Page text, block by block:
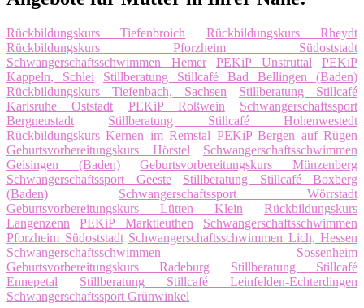
Rückbildungskurs Tiefenbroich
Rückbildungskurs Rheydt
Rückbildungskurs Pforzheim Südoststadt
Schwangerschaftsschwimmen Hemer
PEKiP Unstruttal
PEKiP
Kappeln, Schlei
Stillberatung Stillcafé Bad Bellingen (Baden)
Rückbildungskurs Tiefenbach, Sachsen
Stillberatung Stillcafé
Karlsruhe Oststadt
PEKiP Roßwein
Schwangerschaftssport
Bergneustadt
Stillberatung Stillcafé Hohenwestedt
Rückbildungskurs Kernen im Remstal PEKiP Bergen auf Rügen
Geburtsvorbereitungskurs Hörstel
Schwangerschaftsschwimmen
Geisingen (Baden)
Geburtsvorbereitungskurs Münzenberg
Schwangerschaftssport Geeste
Stillberatung Stillcafé Boxberg
(Baden)
Schwangerschaftssport Wörrstadt
Geburtsvorbereitungskurs Lütten Klein
Rückbildungskurs
Langenzenn
PEKiP Marktleuthen
Schwangerschaftsschwimmen
Pforzheim Südoststadt Schwangerschaftsschwimmen Lich, Hessen
Schwangerschaftsschwimmen Sossenheim
Geburtsvorbereitungskurs Radeburg
Stillberatung Stillcafé
Ennepetal
Stillberatung Stillcafé Leinfelden-Echterdingen
Schwangerschaftssport Grünwinkel